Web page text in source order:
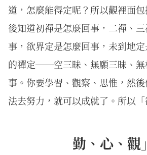
道，怎麼能得定呢？所以觀裡面
後知道初禪是怎麼回事，二禪、
事，欲界定是怎麼回事，未到地
的禪定──空三昧、無願三昧、無
事。你要學習、觀察、思惟，然
法去努力，就可以成就了。所以「
勤、心、觀」